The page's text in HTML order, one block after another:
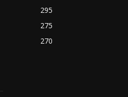
295
275
270